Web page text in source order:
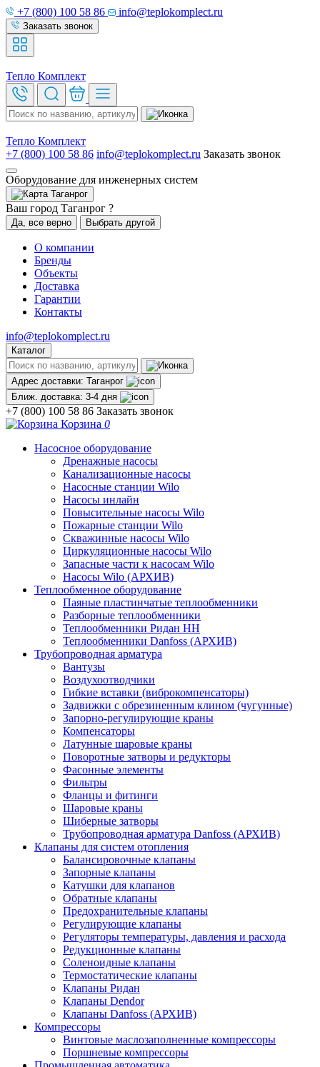
+7 (800) 100 58 86 info@teplokomplect.ru
Заказать звонок
Тепло Комплект
Тепло Комплект
+7 (800) 100 58 86 info@teplokomplect.ru Заказать звонок
Оборудование для инженерных систем
Таганрог
Ваш город Таганрог ?
Да, все верно Выбрать другой
О компании
Бренды
Объекты
Доставка
Гарантии
Контакты
info@teplokomplect.ru
Каталог
Адрес доставки: Таганрог
Ближ. доставка: 3-4 дня
+7 (800) 100 58 86 Заказать звонок
Корзина 0
Насосное оборудование
Дренажные насосы
Канализационные насосы
Насосные станции Wilo
Насосы инлайн
Повысительные насосы Wilo
Пожарные станции Wilo
Скважинные насосы Wilo
Циркуляционные насосы Wilo
Запасные части к насосам Wilo
Насосы Wilo (АРХИВ)
Теплообменное оборудование
Паяные пластинчатые теплообменники
Разборные теплообменники
Теплообменники Ридан НН
Теплообменники Danfoss (АРХИВ)
Трубопроводная арматура
Вантузы
Воздухоотводчики
Гибкие вставки (виброкомпенсаторы)
Задвижки с обрезиненным клином (чугунные)
Запорно-регулирующие краны
Компенсаторы
Латунные шаровые краны
Поворотные затворы и редукторы
Фасонные элементы
Фильтры
Фланцы и фитинги
Шаровые краны
Шиберные затворы
Трубопроводная арматура Danfoss (АРХИВ)
Клапаны для систем отопления
Балансировочные клапаны
Запорные клапаны
Катушки для клапанов
Обратные клапаны
Предохранительные клапаны
Регулирующие клапаны
Регуляторы температуры, давления и расхода
Редукционные клапаны
Соленоидные клапаны
Термостатические клапаны
Клапаны Ридан
Клапаны Dendor
Клапаны Danfoss (АРХИВ)
Компрессоры
Винтовые маслозаполненные компрессоры
Поршневые компрессоры